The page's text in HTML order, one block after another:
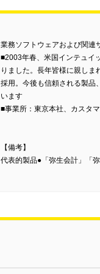
業務ソフトウェアおよび関連
■2003年春、米国インテュイ
りました。長年皆様に親しま
採用。今後も信頼される製品
います
■事業所：東京本社、カスタ
【備考】
代表的製品●「弥生会計」「